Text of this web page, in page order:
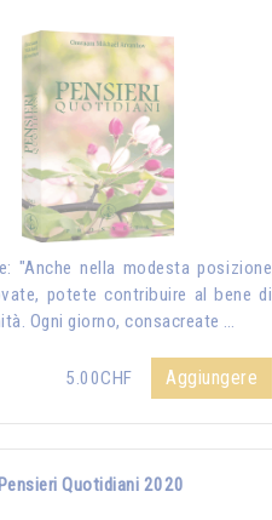
"Anche nella modesta posizione
potete contribuire al bene di
Ogni giorno, consacreate …
5.00CHF Aggiungere
Pensieri Quotidiani 2020